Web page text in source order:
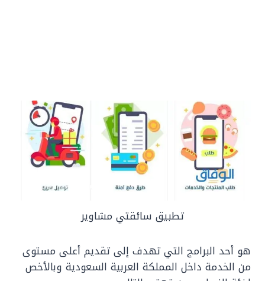
تطبيق سائقتي مشاوير
هو أحد البرامج التي تهدف إلى تقديم أعلى مستوى
من الخدمة داخل المملكة العربية السعودية وبالأخص